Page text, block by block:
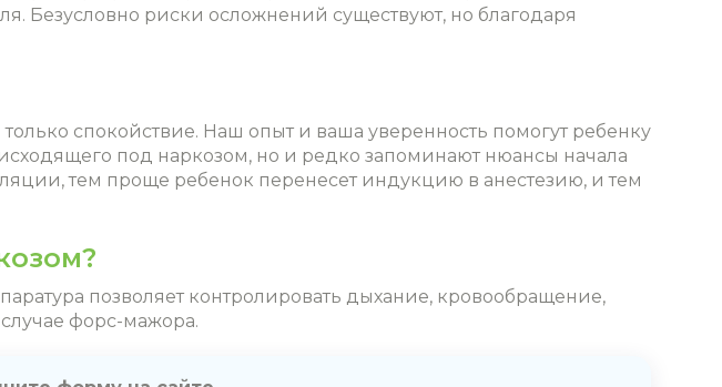
Безусловно риски осложнений существуют, но благодаря
спокойствие. Наш опыт и ваша уверенность помогут ребенку
под наркозом, но и редко запоминают нюансы начала
тем проще ребенок перенесет индукцию в анестезию, и тем
позволяет контролировать дыхание, кровообращение,
форс-мажора.